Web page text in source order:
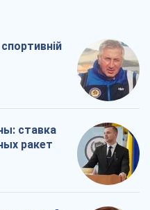
ставка
ракет